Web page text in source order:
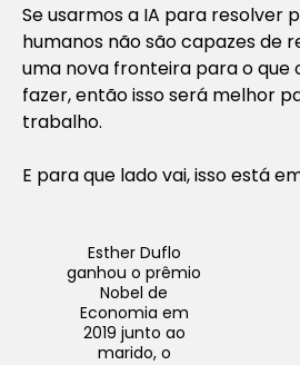
Se usarmos a IA para resolver
humanos não são capazes de
uma nova fronteira para o que
fazer, então isso será melhor
trabalho.
E para que lado vai, isso está
Esther Duflo
ganhou o prêmio
Nobel de
Economia em
2019 junto ao
marido, o